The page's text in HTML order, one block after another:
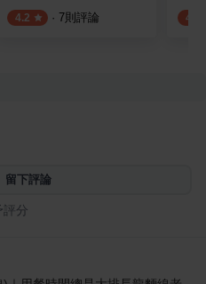
4.2 · 7則評論 4.2
留下評論
評分